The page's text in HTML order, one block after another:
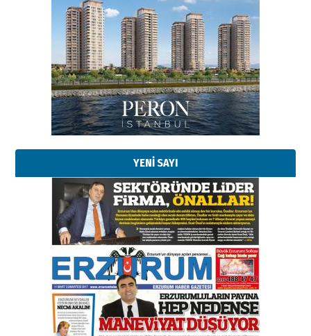
YENİ SAYI
Esat BİNDESEN
Başkan Sekmen’den Erzurum’a
bir vizyon proje daha!